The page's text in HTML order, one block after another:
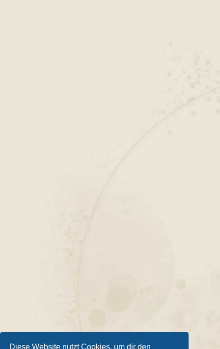
Diese Website nutzt Cookies, um dir den